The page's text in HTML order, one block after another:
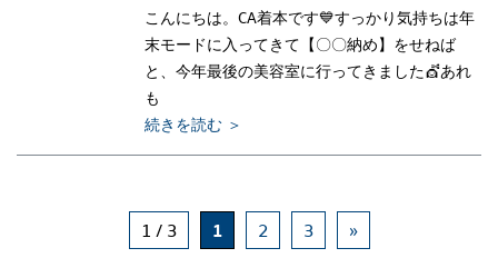
こんにちは。CA着本です💙すっかり気持ちは年
末モードに入ってきて【〇〇納め】をせねば
と、今年最後の美容室に行ってきました💇あれ
も
続きを読む ＞
1 / 3 1 2 3 »